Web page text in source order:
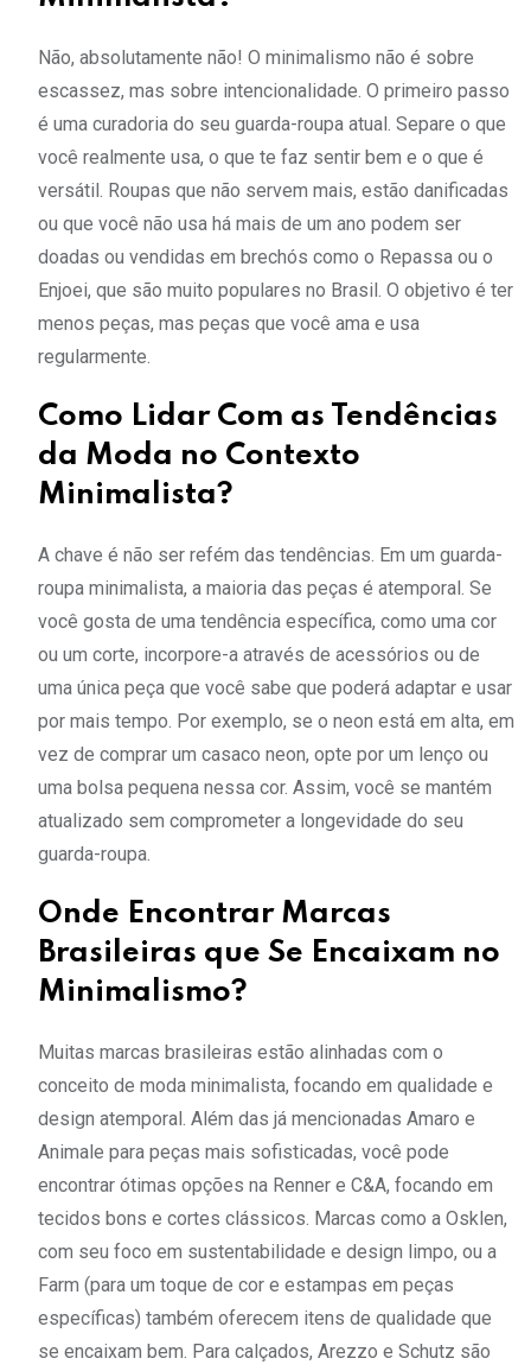
Não, absolutamente não! O minimalismo não é sobre
escassez, mas sobre intencionalidade. O primeiro passo
é uma curadoria do seu guarda-roupa atual. Separe o que
você realmente usa, o que te faz sentir bem e o que é
versátil. Roupas que não servem mais, estão danificadas
ou que você não usa há mais de um ano podem ser
doadas ou vendidas em brechós como o Repassa ou o
Enjoei, que são muito populares no Brasil. O objetivo é ter
menos peças, mas peças que você ama e usa
regularmente.
Como Lidar Com as Tendências
da Moda no Contexto
Minimalista?
A chave é não ser refém das tendências. Em um guarda-
roupa minimalista, a maioria das peças é atemporal. Se
você gosta de uma tendência específica, como uma cor
ou um corte, incorpore-a através de acessórios ou de
uma única peça que você sabe que poderá adaptar e usar
por mais tempo. Por exemplo, se o neon está em alta, em
vez de comprar um casaco neon, opte por um lenço ou
uma bolsa pequena nessa cor. Assim, você se mantém
atualizado sem comprometer a longevidade do seu
guarda-roupa.
Onde Encontrar Marcas
Brasileiras que Se Encaixam no
Minimalismo?
Muitas marcas brasileiras estão alinhadas com o
conceito de moda minimalista, focando em qualidade e
design atemporal. Além das já mencionadas Amaro e
Animale para peças mais sofisticadas, você pode
encontrar ótimas opções na Renner e C&A, focando em
tecidos bons e cortes clássicos. Marcas como a Osklen,
com seu foco em sustentabilidade e design limpo, ou a
Farm (para um toque de cor e estampas em peças
específicas) também oferecem itens de qualidade que
se encaixam bem. Para calçados, Arezzo e Schutz são